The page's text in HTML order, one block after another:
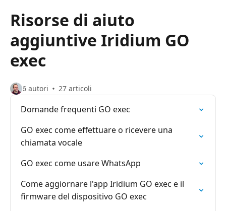
Risorse di aiuto
aggiuntive Iridium GO
exec
6 autori 27 articoli
Domande frequenti GO exec
GO exec come effettuare o ricevere una
chiamata vocale
GO exec come usare WhatsApp
Come aggiornare l'app Iridium GO exec e il
firmware del dispositivo GO exec